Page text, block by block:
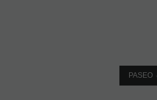
PASEO